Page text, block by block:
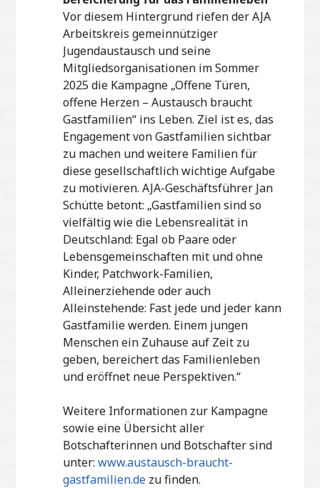
Vor diesem Hintergrund riefen der AJA
Arbeitskreis gemeinnütziger
Jugendaustausch und seine
Mitgliedsorganisationen im Sommer
2025 die Kampagne „Offene Türen,
offene Herzen – Austausch braucht
Gastfamilien“ ins Leben. Ziel ist es, das
Engagement von Gastfamilien sichtbar
zu machen und weitere Familien für
diese gesellschaftlich wichtige Aufgabe
zu motivieren. AJA-Geschäftsführer Jan
Schütte betont: „Gastfamilien sind so
vielfältig wie die Lebensrealität in
Deutschland: Egal ob Paare oder
Lebensgemeinschaften mit und ohne
Kinder, Patchwork-Familien,
Alleinerziehende oder auch
Alleinstehende: Fast jede und jeder kann
Gastfamilie werden. Einem jungen
Menschen ein Zuhause auf Zeit zu
geben, bereichert das Familienleben
und eröffnet neue Perspektiven.“
Weitere Informationen zur Kampagne
sowie eine Übersicht aller
Botschafterinnen und Botschafter sind
unter:www.austausch-braucht-
gastfamilien.de zu finden.